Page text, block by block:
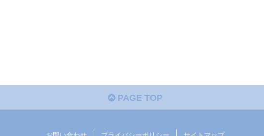
PAGE TOP